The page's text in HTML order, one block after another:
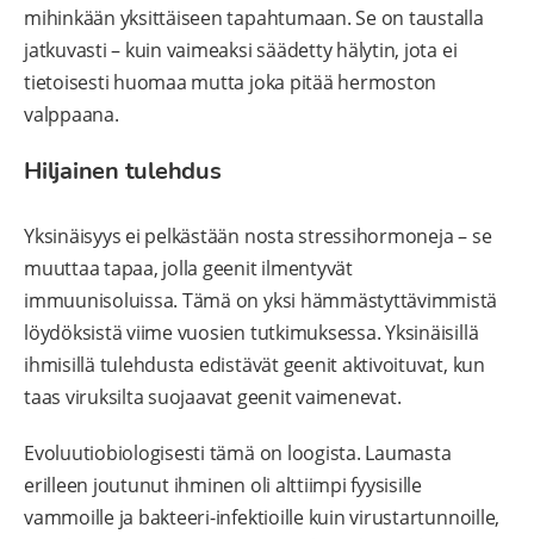
mihinkään yksittäiseen tapahtumaan. Se on taustalla
jatkuvasti – kuin vaimeaksi säädetty hälytin, jota ei
tietoisesti huomaa mutta joka pitää hermoston
valppaana.
Hiljainen tulehdus
Yksinäisyys ei pelkästään nosta stressihormoneja – se
muuttaa tapaa, jolla geenit ilmentyvät
immuunisoluissa. Tämä on yksi hämmästyttävimmistä
löydöksistä viime vuosien tutkimuksessa. Yksinäisillä
ihmisillä tulehdusta edistävät geenit aktivoituvat, kun
taas viruksilta suojaavat geenit vaimenevat.
Evoluutiobiologisesti tämä on loogista. Laumasta
erilleen joutunut ihminen oli alttiimpi fyysisille
vammoille ja bakteeri-infektioille kuin virustartunnoille,